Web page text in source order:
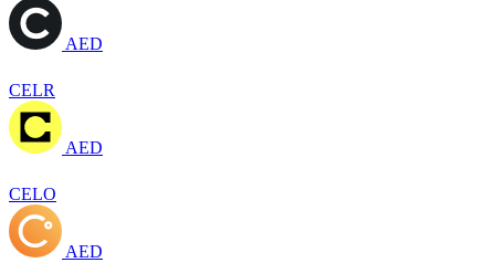
AED
CELR
AED
CELO
AED